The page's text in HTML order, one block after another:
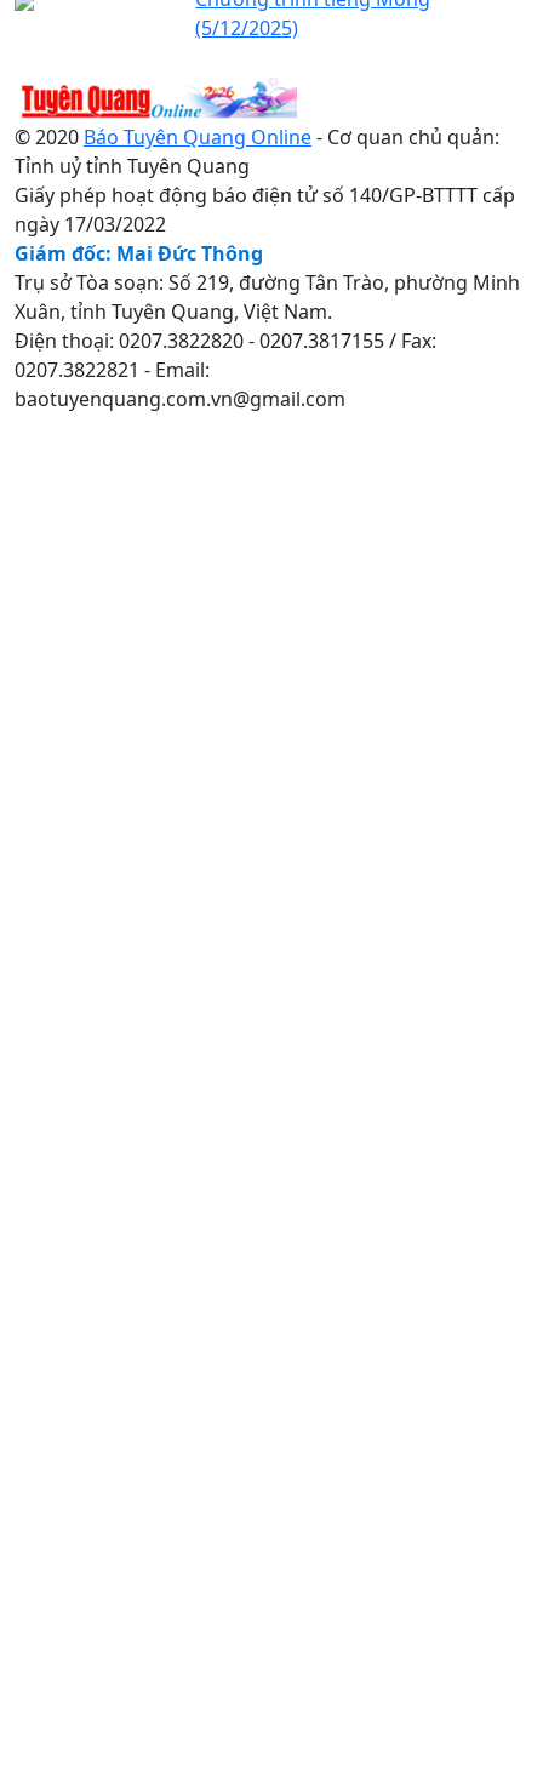
(5/12/2025)
© 2020 Báo Tuyên Quang Online- Cơ quan chủ quản:
Tỉnh uỷ tỉnh Tuyên Quang
Giấy phép hoạt động báo điện tử số 140/GP-BTTTT cấp
ngày 17/03/2022
Giám đốc: Mai Đức Thông
Trụ sở Tòa soạn: Số 219, đường Tân Trào, phường Minh
Xuân, tỉnh Tuyên Quang, Việt Nam.
Điện thoại: 0207.3822820 - 0207.3817155 / Fax:
0207.3822821 - Email:
baotuyenquang.com.vn@gmail.com